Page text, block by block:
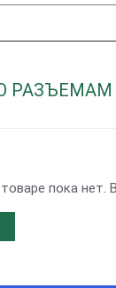
РАЗЪЕМАМ
пока нет.